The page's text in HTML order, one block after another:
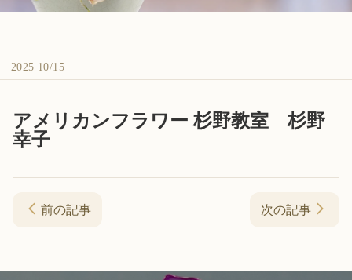
2025 10/15
アメリカンフラワー 杉野教室 杉野
幸子
前の記事 次の記事